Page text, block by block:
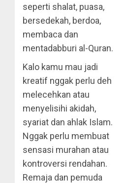
seperti shalat, puasa,
bersedekah, berdoa,
membaca dan
mentadabburi al-Quran.
Kalo kamu mau jadi
kreatif nggak perlu deh
melecehkan atau
menyelisihi akidah,
syariat dan ahlak Islam.
Nggak perlu membuat
sensasi murahan atau
kontroversi rendahan.
Remaja dan pemuda